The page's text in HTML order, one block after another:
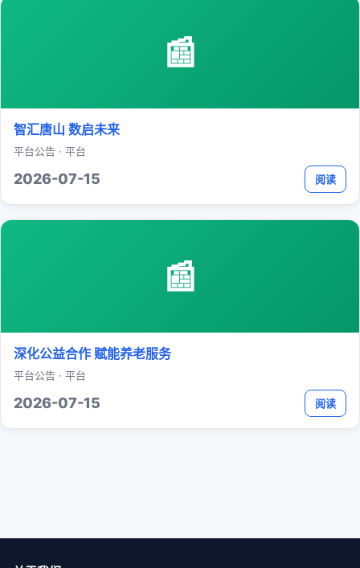
📰
智汇唐山 数启未来
平台公告 · 平台
2026-07-15 阅读
📰
深化公益合作 赋能养老服务
平台公告 · 平台
2026-07-15 阅读